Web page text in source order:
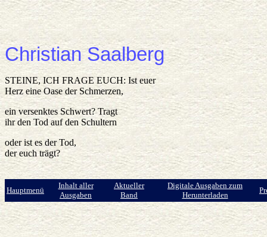
Christian Saalberg
STEINE, ICH FRAGE EUCH: Ist euer
Herz eine Oase der Schmerzen,
ein versenktes Schwert? Tragt
ihr den Tod auf den Schultern
oder ist es der Tod,
der euch trägt?
Hauptmenü
Inhalt aller
Ausgaben
Aktueller
Band
Digitale Ausgaben zum
Herunterladen